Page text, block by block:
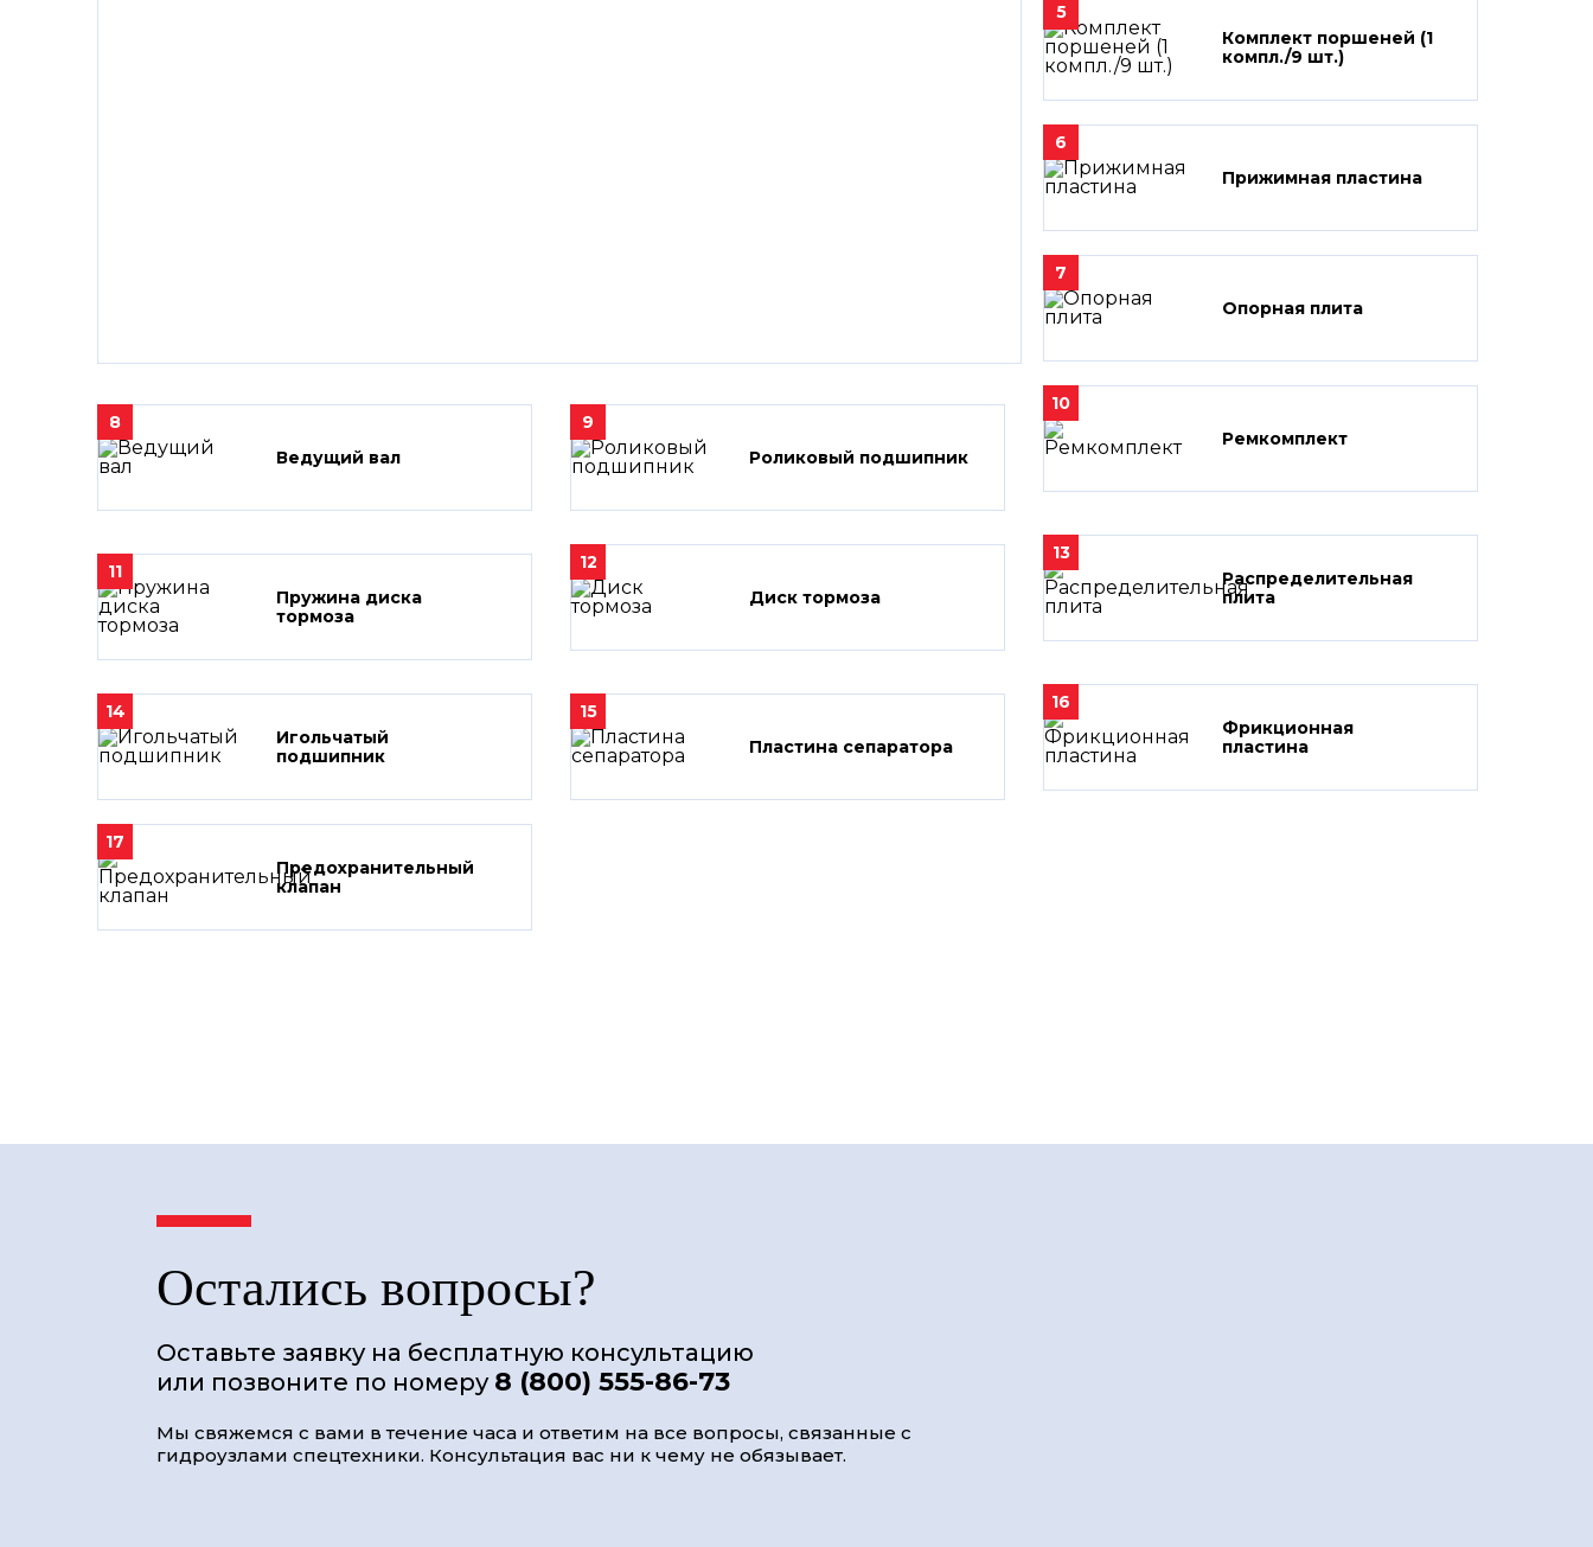
5
Комплект поршеней (1
компл./9 шт.)
6
Прижимная пластина
7
Опорная плита
8
Ведущий вал
9
Роликовый подшипник
10
Ремкомплект
11
Пружина диска
тормоза
12
Диск тормоза
13
Распределительная
плита
14
Игольчатый
подшипник
15
Пластина сепаратора
16
Фрикционная
пластина
17
Предохранительный
клапан
Остались вопросы?
Оставьте заявку на бесплатную консультацию
или позвоните по номеру 8 (800) 555-86-73
Мы свяжемся с вами в течение часа и ответим на все вопросы, связанные с
гидроузлами спецтехники. Консультация вас ни к чему не обязывает.